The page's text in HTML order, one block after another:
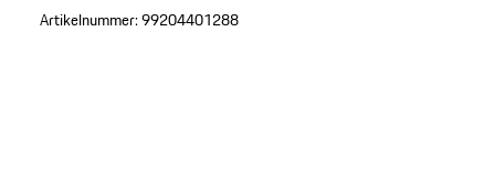
Artikelnummer:99204401288